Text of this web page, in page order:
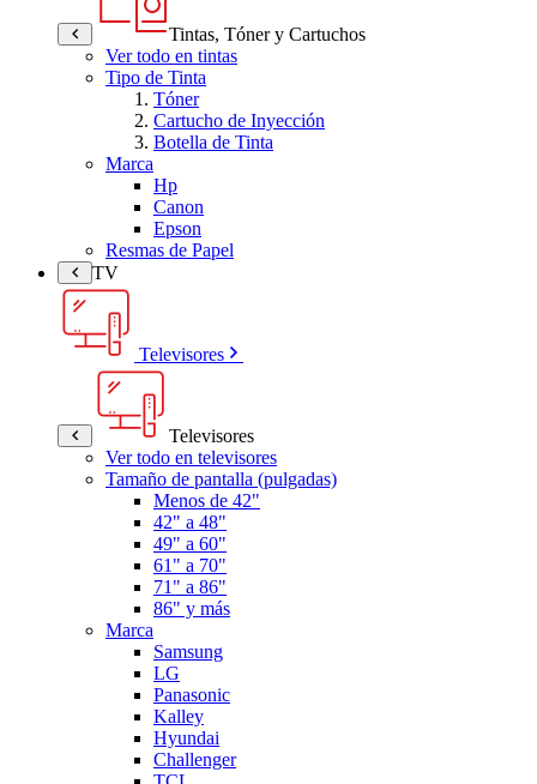
Tintas, Tóner y Cartuchos
Ver todo en tintas
Tipo de Tinta
Tóner
Cartucho de Inyección
Botella de Tinta
Marca
Hp
Canon
Epson
Resmas de Papel
TV
Televisores
Televisores
Ver todo en televisores
Tamaño de pantalla (pulgadas)
Menos de 42"
42" a 48"
49" a 60"
61" a 70"
71" a 86"
86" y más
Marca
Samsung
LG
Panasonic
Kalley
Hyundai
Challenger